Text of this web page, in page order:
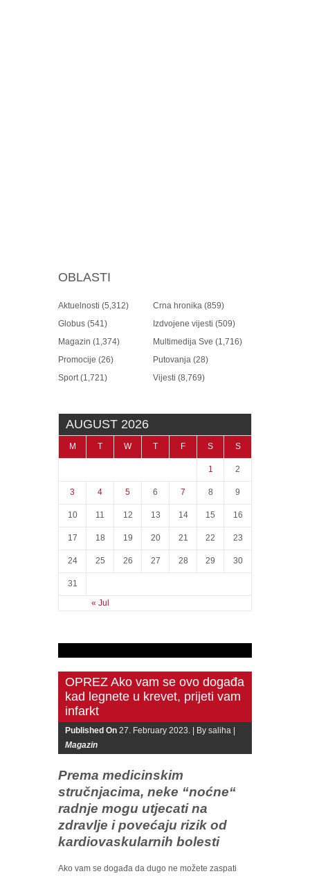
OBLASTI
Aktuelnosti (5,312) Crna hronika (859)
Globus (541) Izdvojene vijesti (509)
Magazin (1,374) Multimedija Sve (1,716)
Promocije (26) Putovanja (28)
Sport(1,721) Vijesti (8,769)
AUGUST 2026
M T W T F S S
« Jul
1 2
3 4 5 6 7 8 9
10 11 12 13 14 15 16
17 18 19 20 21 22 23
24 25 26 27 28 29 30
31
OPREZ Ako vam se ovo događa
kad legnete u krevet, prijeti vam
infarkt
Published On 27. February 2023. |
By saliha |
Magazin
Prema medicinskim
stručnjacima, neke “noćne“
radnje mogu utjecati na
zdravlje i povećaju rizik od
kardiovaskularnih bolesti
Ako vam se događa da dugo ne možete zaspati